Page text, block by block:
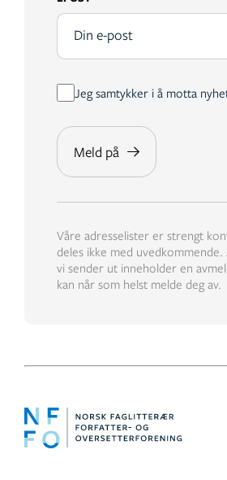
Jeg samtykker i å motta
Våre adresselister er strengt
deles ikke med
vi sender ut inneholder en
kan når som helst melde deg av.